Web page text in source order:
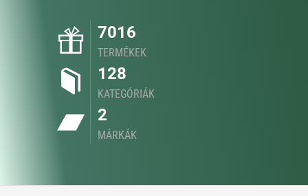
7016
TERMÉKEK
128
KATEGÓRIÁK
2
MÁRKÁK